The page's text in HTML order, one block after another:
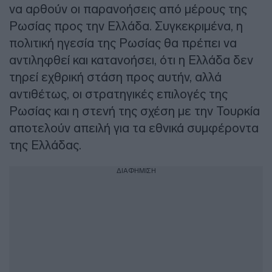
να αρθούν οι παρανοήσεις από μέρους της
Ρωσίας προς την Ελλάδα. Συγκεκριμένα, η
πολιτική ηγεσία της Ρωσίας θα πρέπει να
αντιληφθεί και κατανοήσει, ότι η Ελλάδα δεν
τηρεί εχθρική στάση προς αυτήν, αλλά
αντιθέτως, οι στρατηγικές επιλογές της
Ρωσίας και η στενή της σχέση με την Τουρκία
αποτελούν απειλή για τα εθνικά συμφέροντα
της Ελλάδας.
ΔΙΑΦΗΜΙΣΗ